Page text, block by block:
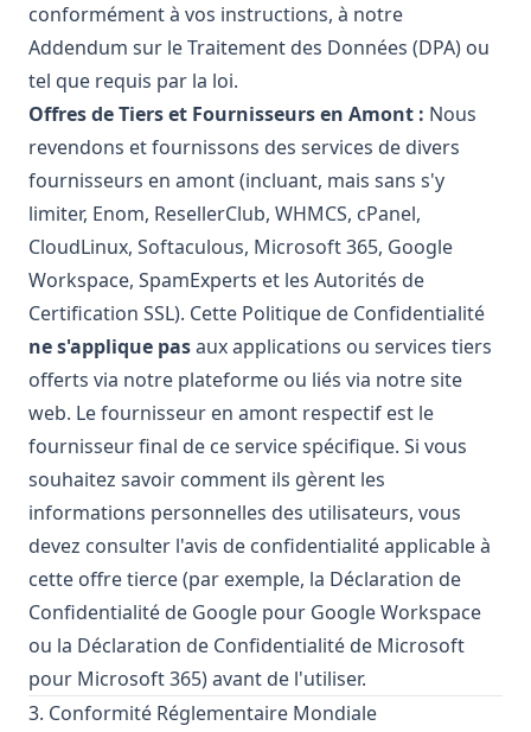
conformément à vos instructions, à notre
Addendum sur le Traitement des Données (DPA) ou
tel que requis par la loi.
Offres de Tiers et Fournisseurs en Amont : Nous
revendons et fournissons des services de divers
fournisseurs en amont (incluant, mais sans s'y
limiter, Enom, ResellerClub, WHMCS, cPanel,
CloudLinux, Softaculous, Microsoft 365, Google
Workspace, SpamExperts et les Autorités de
Certification SSL). Cette Politique de Confidentialité
ne s'applique pasaux applications ou services tiers
offerts via notre plateforme ou liés via notre site
web. Le fournisseur en amont respectif est le
fournisseur final de ce service spécifique. Si vous
souhaitez savoir comment ils gèrent les
informations personnelles des utilisateurs, vous
devez consulter l'avis de confidentialité applicable à
cette offre tierce (par exemple, la Déclaration de
Confidentialité de Google pour Google Workspace
ou la Déclaration de Confidentialité de Microsoft
pour Microsoft 365) avant de l'utiliser.
3. Conformité Réglementaire Mondiale